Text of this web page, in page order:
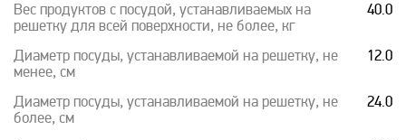
Вес продуктов с посудой, устанавливаемых на
решетку для всей поверхности, не более, кг
40.0
Диаметр посуды, устанавливаемой на решетку, не
менее, см
12.0
Диаметр посуды, устанавливаемой на решетку, не
более, см
24.0